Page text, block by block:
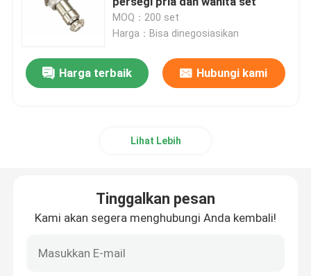
MOQ：200 set
Harga：Bisa dinegosiasikan
Harga terbaik Hubungi kami
Lihat Lebih
Tinggalkan pesan
Kami akan segera menghubungi Anda kembali!